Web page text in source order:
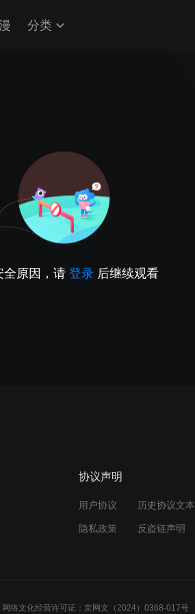
分类
全原因，请 登录 后继续观看
协议声明
用户协议 历史协议文本
隐私政策 反盗链声明
网络文化经营许可证：京网文（2024）0368-017号